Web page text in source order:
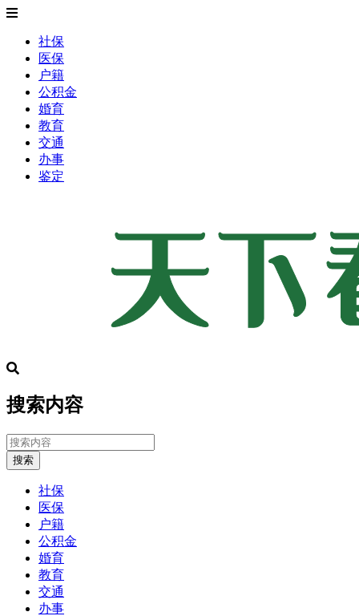
社保
医保
户籍
公积金
婚育
教育
交通
办事
鉴定
搜索内容
搜索
社保
医保
户籍
公积金
婚育
教育
交通
办事